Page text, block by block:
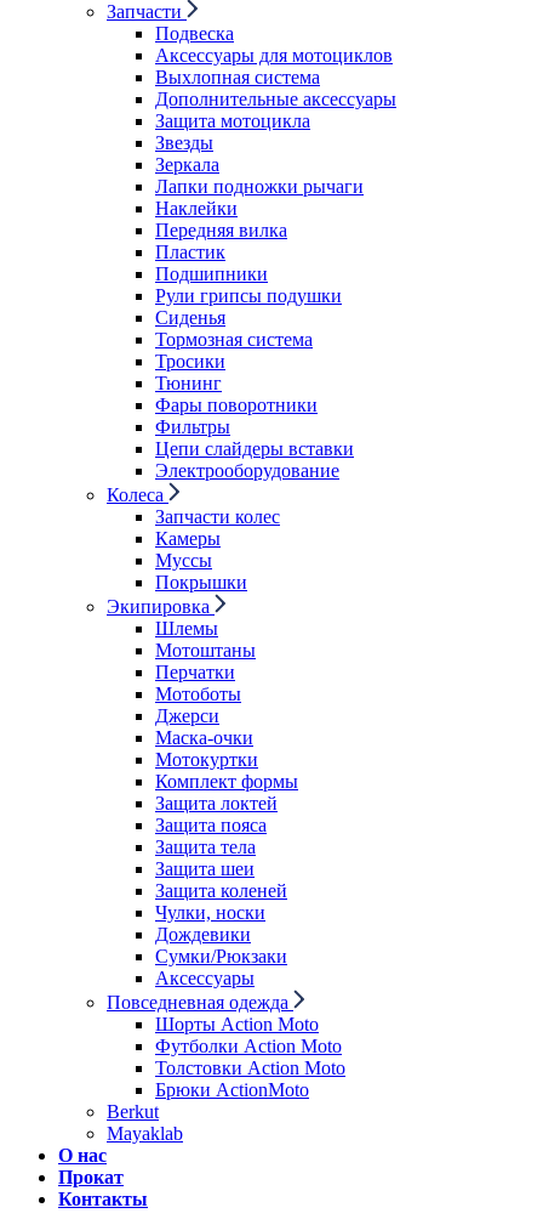
Запчасти
Подвеска
Аксессуары для мотоциклов
Выхлопная система
Дополнительные аксессуары
Защита мотоцикла
Звезды
Зеркала
Лапки подножки рычаги
Наклейки
Передняя вилка
Пластик
Подшипники
Рули грипсы подушки
Сиденья
Тормозная система
Тросики
Тюнинг
Фары поворотники
Фильтры
Цепи слайдеры вставки
Электрооборудование
Колеса
Запчасти колес
Камеры
Муссы
Покрышки
Экипировка
Шлемы
Мотоштаны
Перчатки
Мотоботы
Джерси
Маска-очки
Мотокуртки
Комплект формы
Защита локтей
Защита пояса
Защита тела
Защита шеи
Защита коленей
Чулки, носки
Дождевики
Сумки/Рюкзаки
Аксессуары
Повседневная одежда
Шорты Action Moto
Футболки Action Moto
Толстовки Action Moto
Брюки ActionMoto
Berkut
Mayaklab
О нас
Прокат
Контакты